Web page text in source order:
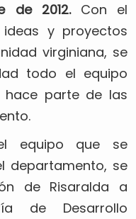
de 2012.Con el
y proyectos
virginiana, se
todo el equipo
hace parte de las
equipo que se
departamento, se
de Risaralda a
de Desarrollo